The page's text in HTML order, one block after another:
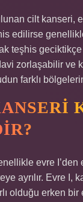
cilt kanseri,
edilirse
teşhis
zorlaşabilir ve
farklı
evre I’den
ayrılır. Evre I,
olduğu erken